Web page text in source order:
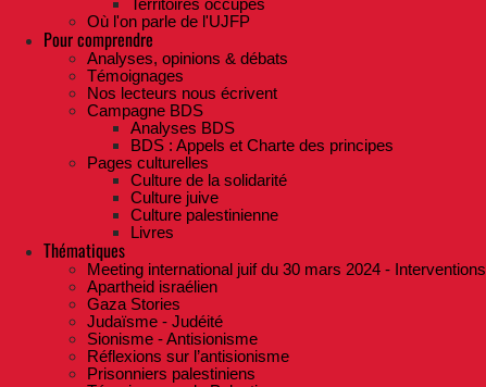
Territoires occupés
Où l'on parle de l'UJFP
Pour comprendre
Analyses, opinions & débats
Témoignages
Nos lecteurs nous écrivent
Campagne BDS
Analyses BDS
BDS : Appels et Charte des principes
Pages culturelles
Culture de la solidarité
Culture juive
Culture palestinienne
Livres
Thématiques
Meeting international juif du 30 mars 2024 - Interventions
Apartheid israélien
Gaza Stories
Judaïsme - Judéité
Sionisme - Antisionisme
Réflexions sur l’antisionisme
Prisonniers palestiniens